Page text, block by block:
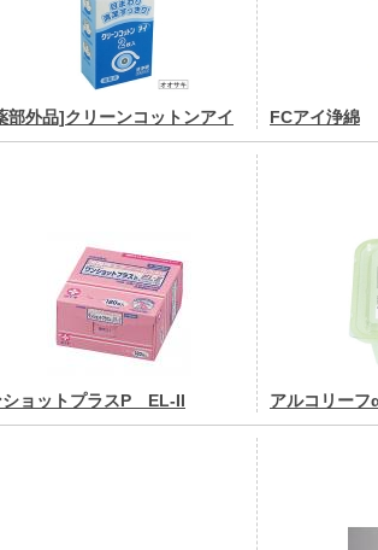
部外品]クリーンコットンアイ FCアイ浄綿
ショットプラスP EL-II アルコリーフ